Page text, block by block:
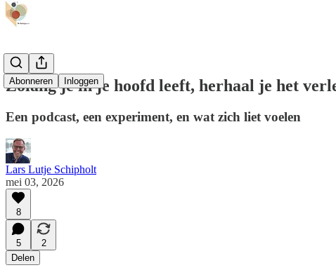
Abonneren Inloggen
Zolang je in je hoofd leeft, herhaal je het
Een podcast, een experiment, en wat zich liet voelen
Lars Lutje Schipholt
mei 03, 2026
8
5
2
Delen